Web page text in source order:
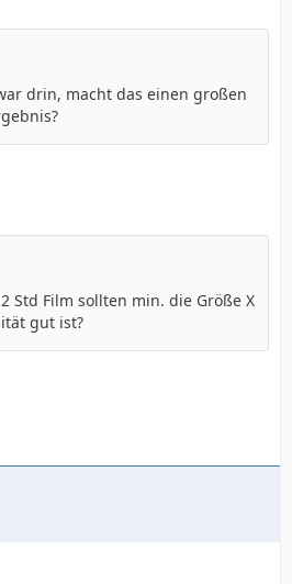
drin, macht das einen großen
Std Film sollten min. die Größe X
gut ist?